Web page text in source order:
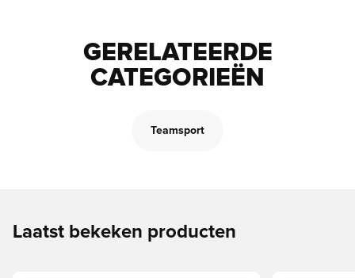
GERELATEERDE
CATEGORIEËN
Teamsport
Laatst bekeken producten